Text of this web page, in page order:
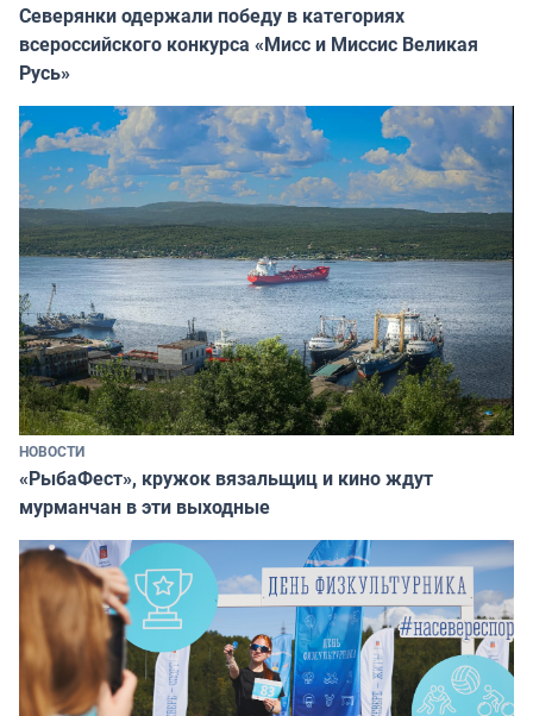
Северянки одержали победу в категориях
всероссийского конкурса «Мисс и Миссис Великая
Русь»
НОВОСТИ
«РыбаФест», кружок вязальщиц и кино ждут
мурманчан в эти выходные